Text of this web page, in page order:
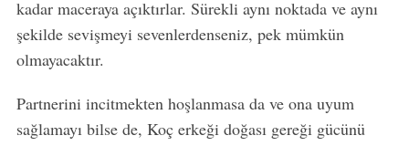
kadar maceraya açıktırlar. Sürekli aynı noktada ve aynı
şekilde sevişmeyi sevenlerdenseniz, pek mümkün
olmayacaktır.
Partnerini incitmekten hoşlanmasa da ve ona uyum
sağlamayı bilse de, Koç erkeği doğası gereği gücünü